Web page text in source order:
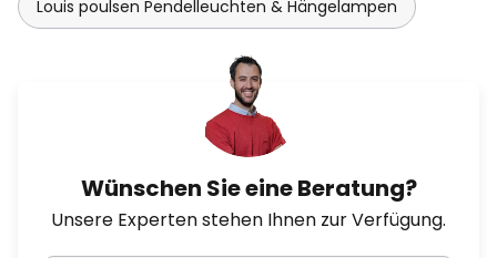
Louis poulsen Pendelleuchten & Hängelampen
Wünschen Sie eine Beratung?
Unsere Experten stehen Ihnen zur Verfügung.